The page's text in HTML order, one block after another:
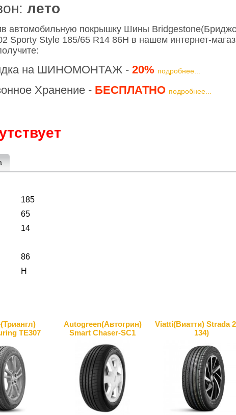
лето
автомобильную покрышку Шины
Sporty Style 185/65 R14 86H в нашем интернет-
на ШИНОМОНТАЖ - 20% подробнее...
Хранение - БЕСПЛАТНО подробнее...
185
65
14
86
H
TE307
Autogreen(Автогрин)
Smart Chaser-SC1
Viatti(Виатти) Strada
134)